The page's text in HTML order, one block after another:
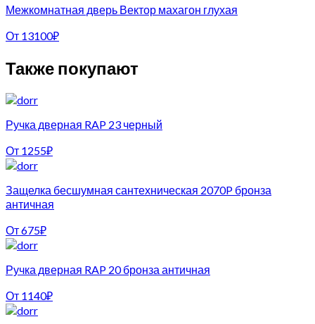
Межкомнатная дверь Вектор махагон глухая
От 13100₽
Также покупают
Ручка дверная RAP 23 черный
От 1255₽
Защелка бесшумная сантехническая 2070P бронза
античная
От675₽
Ручка дверная RAP 20 бронза античная
От 1140₽